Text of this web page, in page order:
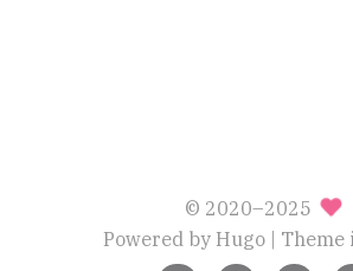
© 2020–2025
Powered by Hugo | Theme